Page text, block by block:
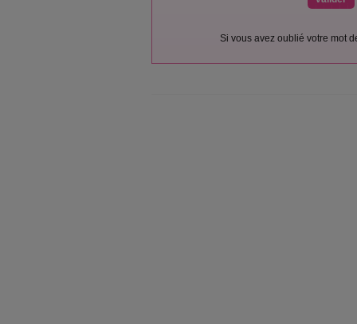
Si vous avez oublié votre mot